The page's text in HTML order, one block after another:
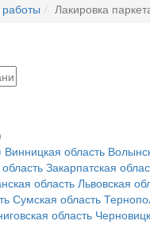
Лакировка
Винницкая область
Закарпатская
область Львовская
Сумская область
область